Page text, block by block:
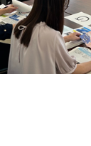
～)
(2024
)